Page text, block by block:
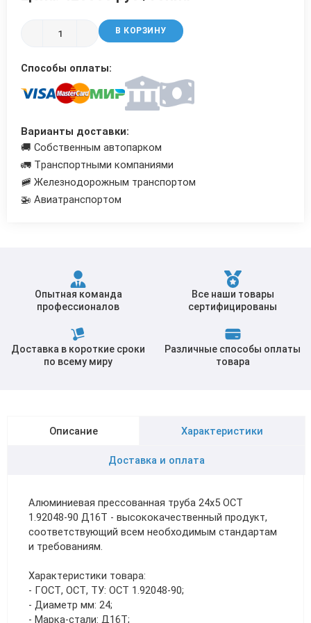
В КОРЗИНУ
Способы оплаты:
Варианты доставки:
🚚 Собственным автопарком
🚛 Транспортными компаниями
🚞 Железнодорожным транспортом
🚁 Авиатранспортом
Опытная команда
профессионалов
Все наши товары
сертифицированы
Доставка в короткие сроки
по всему миру
Различные способы оплаты
товара
Описание Характеристики
Доставка и оплата
Алюминиевая прессованная труба 24х5 ОСТ
1.92048-90 Д16Т - высококачественный продукт,
соответствующий всем необходимым стандартам
и требованиям.
Характеристики товара:
- ГОСТ, ОСТ, ТУ: ОСТ 1.92048-90;
- Диаметр мм: 24;
- Марка-стали: Д16Т;
Трубы в ВУС изоляции